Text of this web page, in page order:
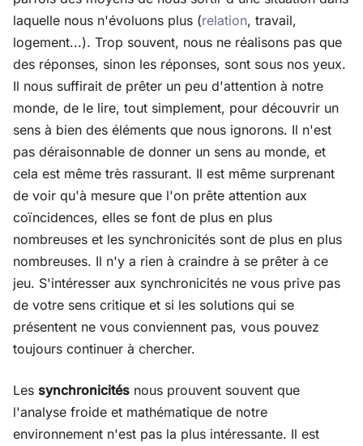
laquelle nous n'évoluons plus (relation, travail,
logement...). Trop souvent, nous ne réalisons pas que
des réponses, sinon les réponses, sont sous nos yeux.
Il nous suffirait de prêter un peu d'attention à notre
monde, de le lire, tout simplement, pour découvrir un
sens à bien des éléments que nous ignorons. Il n'est
pas déraisonnable de donner un sens au monde, et
cela est même très rassurant. Il est même surprenant
de voir qu'à mesure que l'on prête attention aux
coïncidences, elles se font de plus en plus
nombreuses et les synchronicités sont de plus en plus
nombreuses. Il n'y a rien à craindre à se prêter à ce
jeu. S'intéresser aux synchronicités ne vous prive pas
de votre sens critique et si les solutions qui se
présentent ne vous conviennent pas, vous pouvez
toujours continuer à chercher.
Les synchronicités nous prouvent souvent que
l'analyse froide et mathématique de notre
environnement n'est pas la plus intéressante. Il est